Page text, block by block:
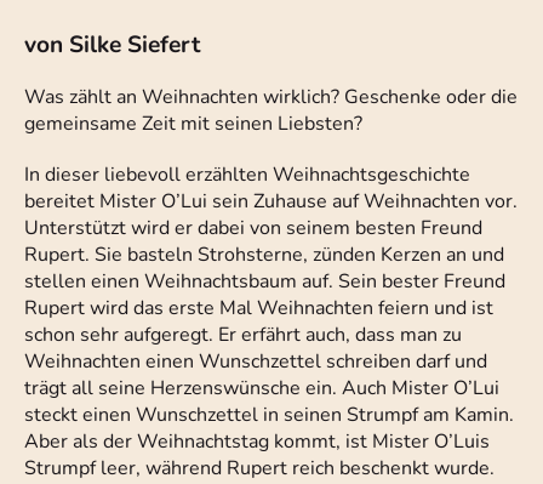
von Silke Siefert
Was zählt an Weihnachten wirklich? Geschenke oder die
gemeinsame Zeit mit seinen Liebsten?
In dieser liebevoll erzählten Weihnachtsgeschichte
bereitet Mister O’Lui sein Zuhause auf Weihnachten vor.
Unterstützt wird er dabei von seinem besten Freund
Rupert. Sie basteln Strohsterne, zünden Kerzen an und
stellen einen Weihnachtsbaum auf. Sein bester Freund
Rupert wird das erste Mal Weihnachten feiern und ist
schon sehr aufgeregt. Er erfährt auch, dass man zu
Weihnachten einen Wunschzettel schreiben darf und
trägt all seine Herzenswünsche ein. Auch Mister O’Lui
steckt einen Wunschzettel in seinen Strumpf am Kamin.
Aber als der Weihnachtstag kommt, ist Mister O’Luis
Strumpf leer, während Rupert reich beschenkt wurde.